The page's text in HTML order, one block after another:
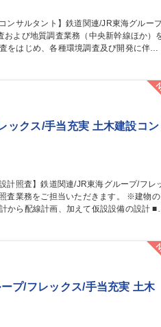
質調査：各種開発工事による土壌や水循
ックス/手当充実 土木建設コン
鉄道運行に影響のない工法を計画し、本
プ/フレックス/手当充実 土木